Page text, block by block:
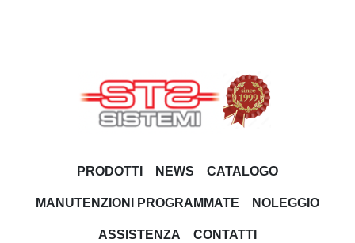
PRODOTTI NEWS CATALOGO
MANUTENZIONI PROGRAMMATE NOLEGGIO
ASSISTENZA CONTATTI